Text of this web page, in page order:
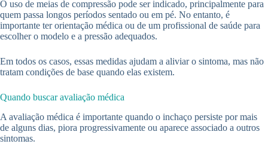
O uso de meias de compressão pode ser indicado, principalmente para
quem passa longos períodos sentado ou em pé. No entanto, é
importante ter orientação médica ou de um profissional de saúde para
escolher o modelo e a pressão adequados.
Em todos os casos, essas medidas ajudam a aliviar o sintoma, mas não
tratam condições de base quando elas existem.
Quando buscar avaliação médica
A avaliação médica é importante quando o inchaço persiste por mais
de alguns dias, piora progressivamente ou aparece associado a outros
sintomas.